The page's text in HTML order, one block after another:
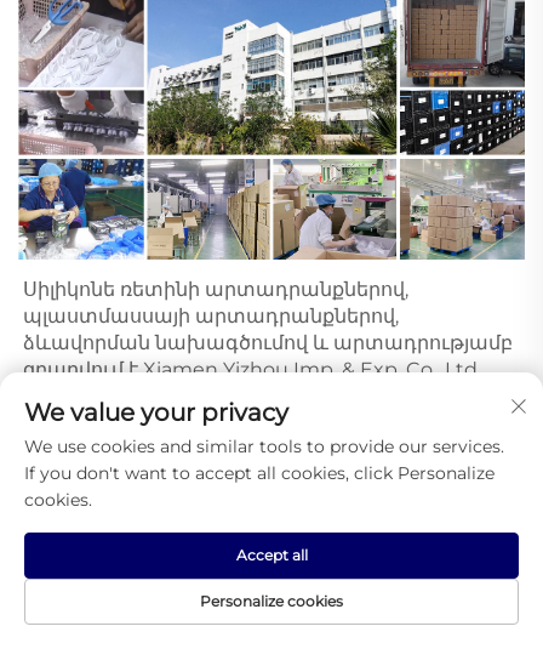
Սիլիկոնե ռետինի արտադրանքներով,
պլաստմասսայի արտադրանքներով,
ձևավորման նախագծումով և արտադրությամբ
զբաղվում է Xiamen Yizhou Imp. & Exp. Co., Ltd.
արտադրությունից: Մեր ընկերությունը ներառում
է 6000 քառակուսի մետր տարածք:
Հետազոտությունից, արտադրությունից և
հավաքակցումից մինչև հաճախորդային
սպասարկում՝ մենք կարող ենք իրականացնել
մեկ շարք ստանդարտ արտադրություն: Մենք
հաղթել ենք առանձնահատուկ հարգանք բոլոր
հաճախորդներից մեր գերազանց
տեխնոլոգիայի, առաջատար սարքավորումների
We value your privacy
We use cookies and similar tools to provide our services.
If you don't want to accept all cookies, click Personalize
cookies.
Personalize cookies
Accept all